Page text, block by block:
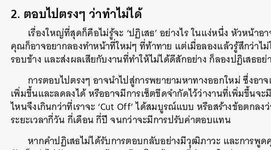
2. ตอบไปตรงๆ ว่าทำไม่ได้
เรื่องใหญ่ที่สุดก็คือไม่รู้จะ ‘ปฏิเสธ’ อย่างไร ในแง่หนึ่ง หัวหน้
คุณก็อาจอยากลองทำหน้าที่ใหม่ๆ ที่ท้าทาย แต่เมื่อลองแล้วรู้สึกว่าไ
รอบข้าง และส่งผลเสียกับงานที่ทำให้ไม่ได้ดีสักอย่าง ก็ลองปฏิเสธอ
การตอบไปตรงๆ อาจนำไปสู่การพยายามหาทางออกใหม่ ซึ่งอา
เพิ่มขึ้นและลดลงได้ หรืออาจมีการเซ็ตขีดจำกัดไว้ว่างานที่เพิ่มขึ้นจ
ไหนจึงเกินกว่าที่เราจะ ‘Cut Off’ ได้สมบูรณ์แบบ หรือสร้างข้อตกลง
ระยะเวลากี่วัน กี่เดือน กี่ปี จนกว่าจะมีการปรับค่าตอบแทน
หากคำปฏิเสธไม่ได้รับการตอบกลับอย่างมีวุฒิภาวะ และการพู
ค้นหา
SHARE TWEET LINE